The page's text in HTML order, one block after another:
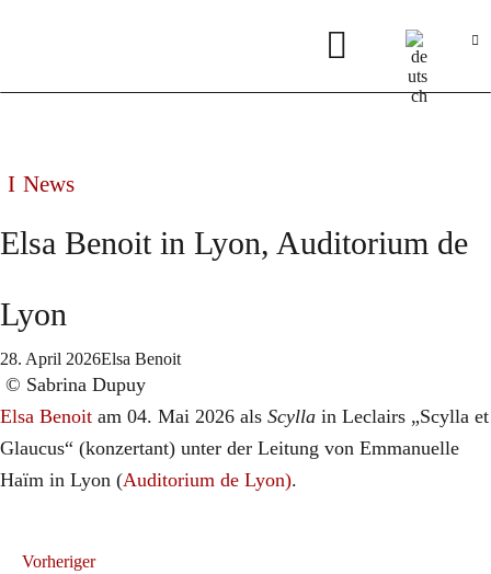
News
Elsa Benoit in Lyon, Auditorium de
Lyon
28. April 2026Elsa Benoit
© Sabrina Dupuy
Elsa Benoit am 04. Mai 2026 als Scylla in Leclairs „Scylla et
Glaucus“ (konzertant) unter der Leitung von Emmanuelle
Haïm in Lyon (Auditorium de Lyon).
Vorheriger